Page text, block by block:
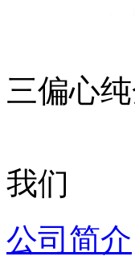
三偏心
我们
公司简介